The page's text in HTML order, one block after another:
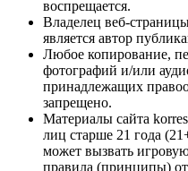
воспрещается.
Владелец веб-
является автор
Любое копирование,
фотографий и/или
принадлежащих
запрещено.
Материалы сайта
лиц старше 21 года
может вызвать
правила (принципы)